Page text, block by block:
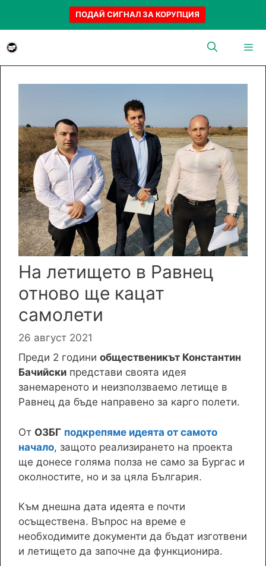
ПОДАЙ СИГНАЛ ЗА КОРУПЦИЯ
съдържанието
Menu
На летището в Равнец
отново ще кацат
самолети
26 август 2021
Преди 2 години общественикът Константин
Бачийски представи своята идея
занемареното и неизползваемо летище в
Равнец да бъде направено за карго полети.
От ОЗБГ подкрепяме идеята от самото
начало, защото реализирането на проекта
ще донесе голяма полза не само за Бургас и
околностите, но и за цяла България.
Към днешна дата идеята е почти
осъществена. Въпрос на време е
необходимите документи да бъдат изготвени
и летището да започне да функционира.